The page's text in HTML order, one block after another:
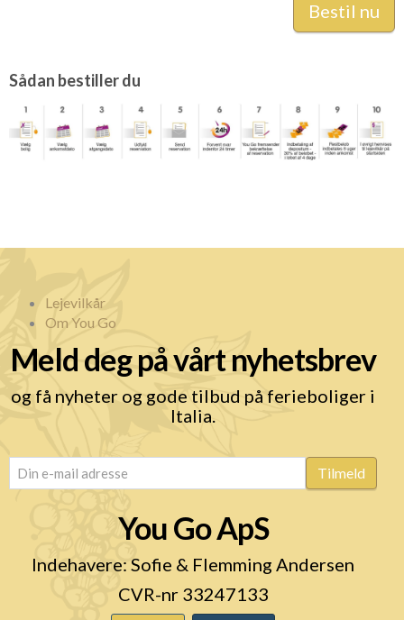
Sådan bestiller du
Lejevilkår
Om You Go
Meld deg på vårt nyhetsbrev
og få nyheter og gode tilbud på ferieboliger i
Italia.
email (Required) Tilmeld
You Go ApS
Indehavere: Sofie & Flemming Andersen
CVR-nr 33247133